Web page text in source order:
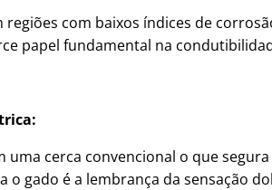
com baixos índices de
papel fundamental na
cerca convencional o que
o gado é a lembrança da sensação